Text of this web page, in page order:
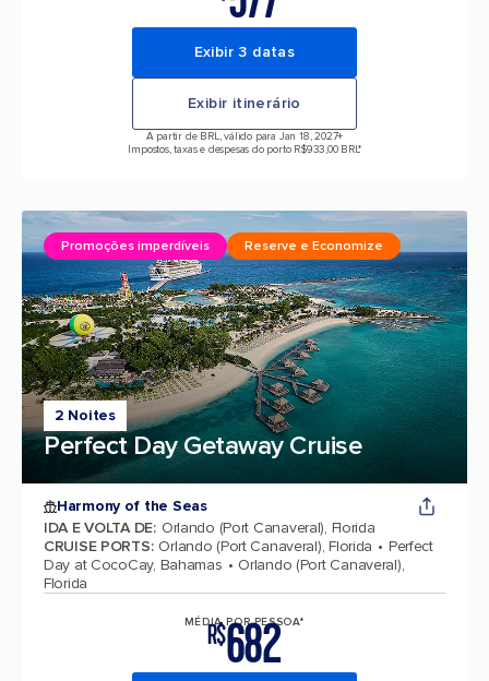
Exibir 3 datas
Exibir itinerário
A partir de BRL, válido para Jan 18, 2027+
Impostos, taxas e despesas do porto R$933,00 BRL*
2 Noites
Perfect Day Getaway Cruise
Promoções imperdíveis Reserve e Economize
Harmony of the Seas
IDA E VOLTA DE: Orlando (Port Canaveral), Florida
CRUISE PORTS: Orlando (Port Canaveral), Florida
Perfect
Day at CocoCay, Bahamas
Orlando (Port Canaveral),
Florida
MÉDIA POR PESSOA*
R$682